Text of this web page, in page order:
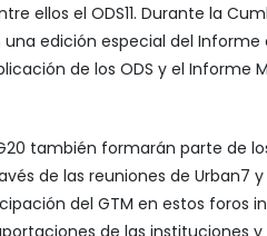
ellos el ODS11. Durante la
edición especial del
de los ODS y el Informe
también formarán parte de
de las reuniones de Urban7
del GTM en estos foros
de las instituciones